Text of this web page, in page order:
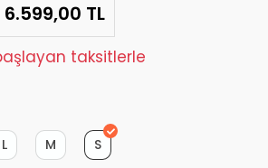
6.599,00 TL
taksitlerle
S
M
L